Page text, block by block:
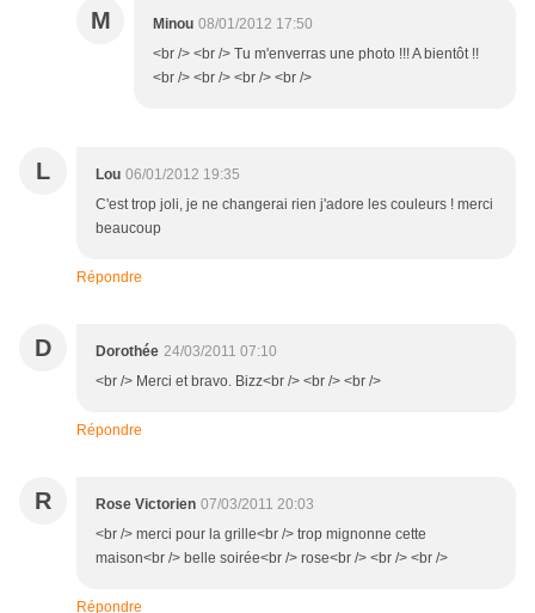
M Minou 08/01/2012 17:50
<br /> <br /> Tu m'enverras une photo !!! A bientôt !!
<br /> <br /> <br /> <br />
L Lou 06/01/2012 19:35
C'est trop joli, je ne changerai rien j'adore les couleurs ! merci
beaucoup
Répondre
D Dorothée 24/03/2011 07:10
<br /> Merci et bravo. Bizz<br /> <br /> <br />
Répondre
R Rose Victorien 07/03/2011 20:03
<br /> merci pour la grille<br /> trop mignonne cette
maison<br /> belle soirée<br /> rose<br /> <br /> <br />
Répondre